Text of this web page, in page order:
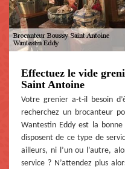
Effectuez le vide
Saint Antoine
Votre grenier a-t-il besoin
recherchez un brocanteur
Wantestin Eddy est la
disposent de ce type de
ailleurs, ni l’un ou l’autre,
service ? N’attendez plus